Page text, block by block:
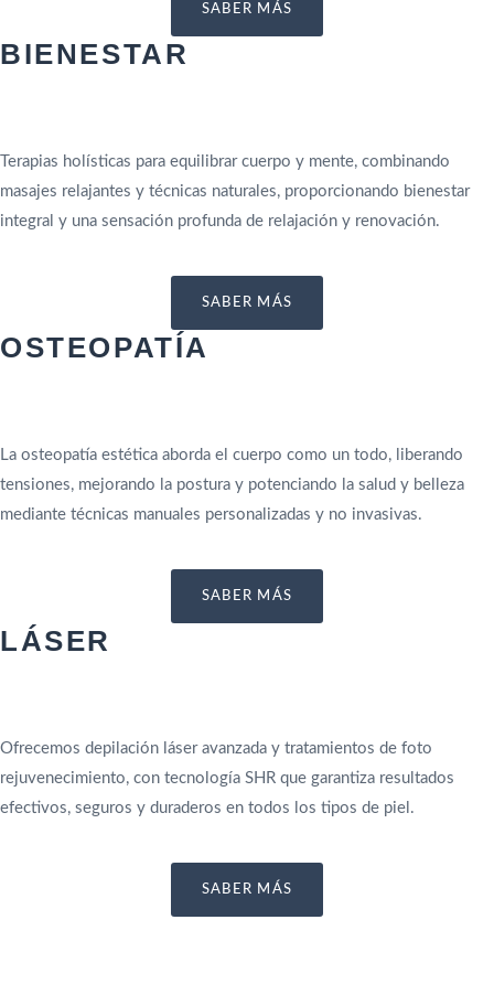
SABER MÁS
BIENESTAR
Terapias holísticas para equilibrar cuerpo y mente, combinando
masajes relajantes y técnicas naturales, proporcionando bienestar
integral y una sensación profunda de relajación y renovación.
SABER MÁS
OSTEOPATÍA
La osteopatía estética aborda el cuerpo como un todo, liberando
tensiones, mejorando la postura y potenciando la salud y belleza
mediante técnicas manuales personalizadas y no invasivas.
SABER MÁS
LÁSER
Ofrecemos depilación láser avanzada y tratamientos de foto
rejuvenecimiento, con tecnología SHR que garantiza resultados
efectivos, seguros y duraderos en todos los tipos de piel.
SABER MÁS